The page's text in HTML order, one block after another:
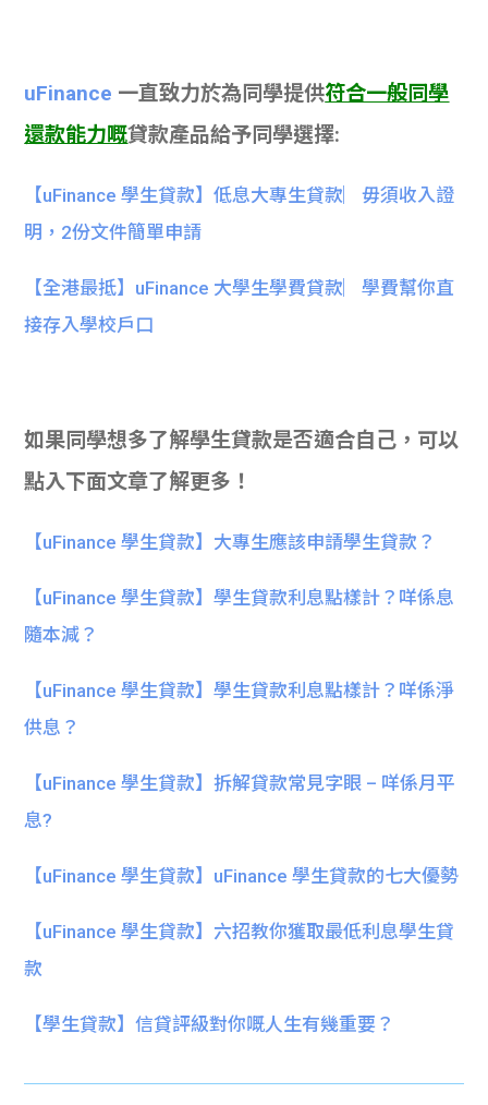
uFinance 一直致力於為同學提供符合一般同學
還款能力嘅貸款產品給予同學選擇:
【uFinance 學生貸款】低息大專生貸款︳毋須收入證
明，2份文件簡單申請
【全港最抵】uFinance 大學生學費貸款︳學費幫你直
接存入學校戶口
如果同學想多了解學生貸款是否適合自己，可以
點入下面文章了解更多！
【uFinance 學生貸款】大專生應該申請學生貸款？
【uFinance 學生貸款】學生貸款利息點樣計？咩係息
隨本減？
【uFinance 學生貸款】學生貸款利息點樣計？咩係淨
供息？
【uFinance 學生貸款】拆解貸款常見字眼 – 咩係月平
息?
【uFinance 學生貸款】uFinance 學生貸款的七大優勢
【uFinance 學生貸款】六招教你獲取最低利息學生貸
款
【學生貸款】信貸評級對你嘅人生有幾重要？